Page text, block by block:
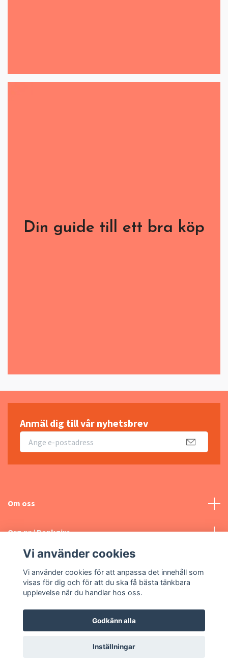
Din guide till ett bra köp
Anmäl dig till vår nyhetsbrev
Om oss
Org.nr / Bankgiro
Kontakta oss
Sociala medier
© 2026 Hello Brand AB
Vi använder cookies
Vi använder cookies för att anpassa det innehåll som
visas för dig och för att du ska få bästa tänkbara
upplevelse när du handlar hos oss.
Godkänn alla
Inställningar